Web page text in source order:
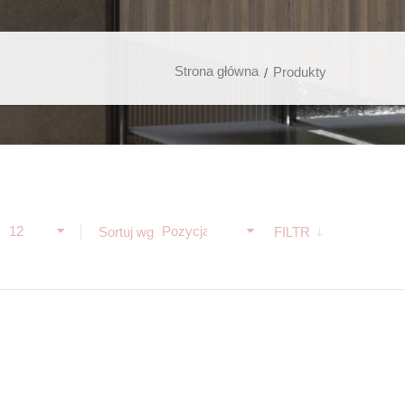
Strona główna Produkty
Sortuj wg Pozycja FILTR
12